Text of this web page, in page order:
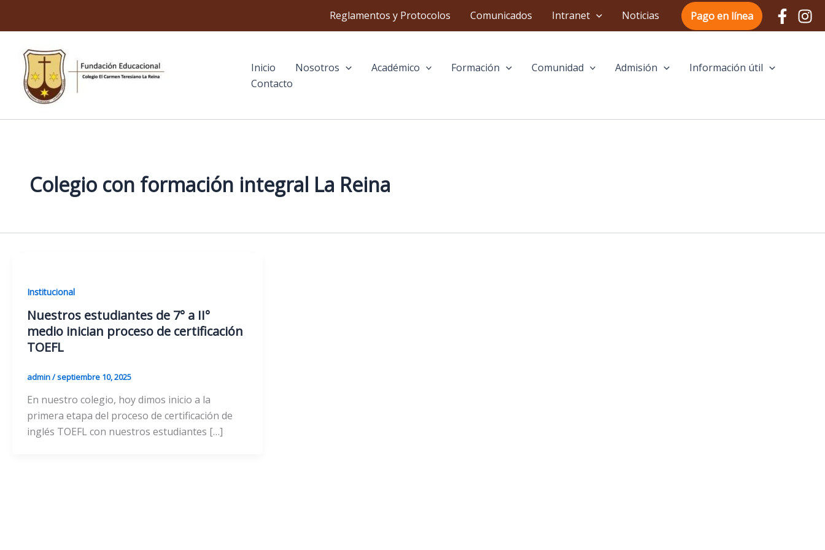
Reglamentos y Protocolos Comunicados Intranet Noticias Pago en línea
Inicio Nosotros Académico Formación Comunidad Admisión
Información útil
Contacto
Colegio con formación integral La Reina
Institucional
Nuestros estudiantes de 7° a II°
medio inician proceso de certificación
TOEFL
admin/septiembre 10, 2025
En nuestro colegio, hoy dimos inicio a la
primera etapa del proceso de certificación de
inglés TOEFL con nuestros estudiantes […]